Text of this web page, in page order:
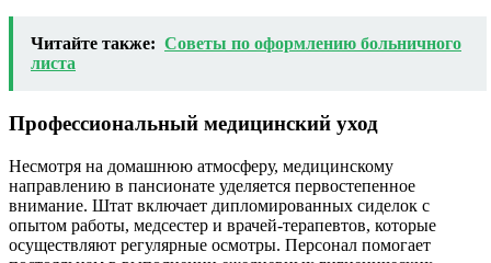
Читайте также: Советы по оформлению больничного
листа
Профессиональный медицинский уход
Несмотря на домашнюю атмосферу, медицинскому
направлению в пансионате уделяется первостепенное
внимание. Штат включает дипломированных сиделок с
опытом работы, медсестер и врачей-терапевтов, которые
осуществляют регулярные осмотры. Персонал помогает